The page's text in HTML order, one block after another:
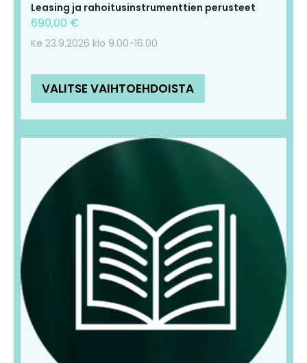
Leasing ja rahoitusinstrumenttien perusteet
690,00 €
Ke 23.9.2026 klo 9.00-16.00
VALITSE VAIHTOEHDOISTA